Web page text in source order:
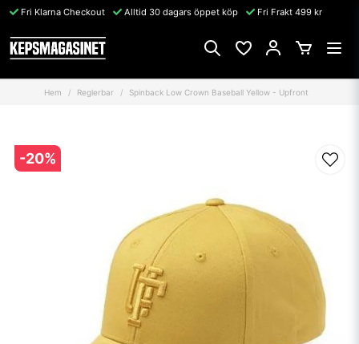
Fri Klarna Checkout Alltid 30 dagars öppet köp Fri Frakt 499 kr
Hem Reglerbar Spinback Low Crown Baseball Yellow - Upfront
-20%